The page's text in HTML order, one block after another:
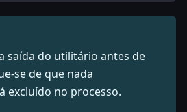
saída do utilitário antes de
se de que nada
excluído no processo.